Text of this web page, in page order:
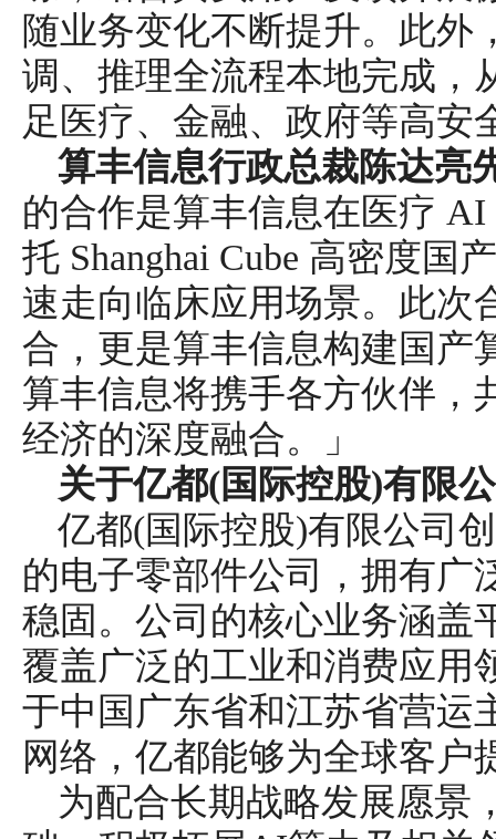
随业务变化不断提升。此外
调、推理全流程本地完成，
足医疗、金融、政府等高安
算丰信息行政总裁陈达亮
的合作是算丰信息在医疗
托 Shanghai Cube 高密度国
速走向临床应用场景。此次
合，更是算丰信息构建国产
算丰信息将携手各方伙伴，
经济的深度融合。」
关于亿都(国际控股)有限
亿都(国际控股)有限公司
的电子零部件公司，拥有广
稳固。公司的核心业务涵盖
覆盖广泛的工业和消费应用
于中国广东省和江苏省营运
网络，亿都能够为全球客户
为配合长期战略发展愿景